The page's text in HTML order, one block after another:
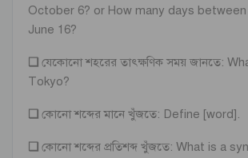
October 6? or How many days between
June 16?
❏ যেকোনো শহরের তাৎক্ষণিক সময় জানতে:
Tokyo?
❏ কোনো শব্দের মানে খুঁজতে: Define [word].
❏ কোনো শব্দের প্রতিশব্দ খুঁজতে: What is a